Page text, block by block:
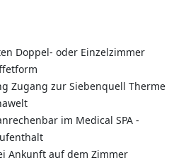
Doppel- oder Einzelzimmer
Zugang zur Siebenquell Therme
im Medical SPA -
Ankunft auf dem Zimmer